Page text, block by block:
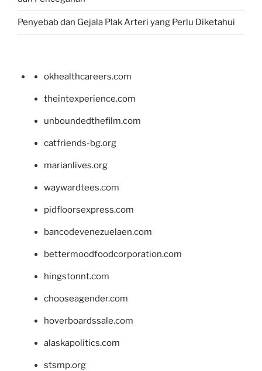
Penyebab dan Gejala Plak Arteri yang Perlu Diketahui
okhealthcareers.com
theintexperience.com
unboundedthefilm.com
catfriends-bg.org
marianlives.org
waywardtees.com
pidfloorsexpress.com
bancodevenezuelaen.com
bettermoodfoodcorporation.com
hingstonnt.com
chooseagender.com
hoverboardssale.com
alaskapolitics.com
stsmp.org